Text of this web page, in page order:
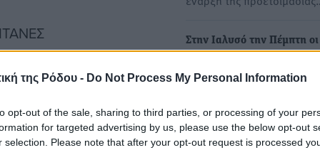
της Ρόδου - Do Not Process My Personal Information
opt-out of the sale, sharing to third parties, or processing of your
for targeted advertising by us, please use the below opt-out
selection. Please note that after your opt-out request is processed
ημερίδων
Στην Ιαλυσό την Πέμπτη οι
Στο πλαίσιο του
παρακαλούμε τα
ενημερώσουν…